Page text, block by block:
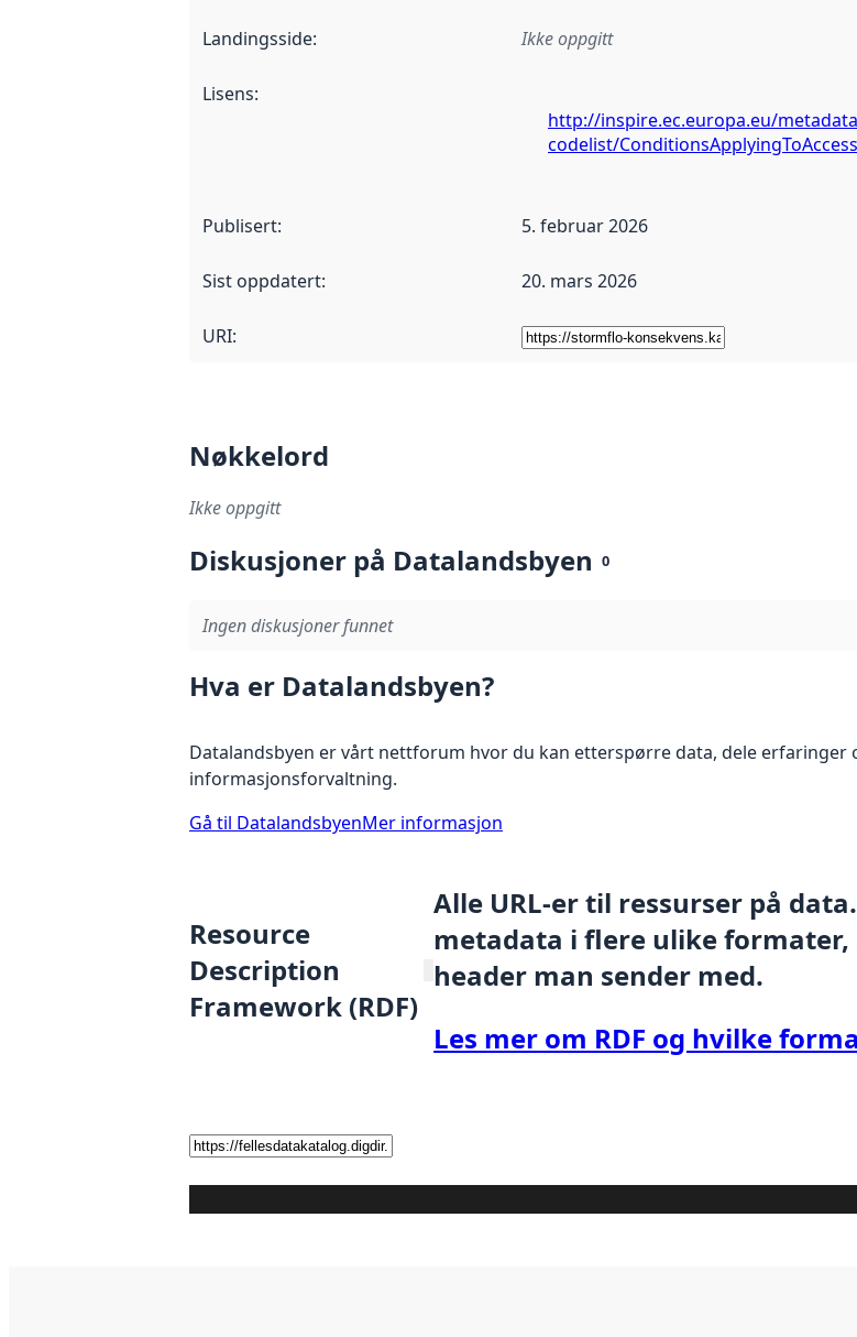
Landingsside: Ikke oppgitt
Lisens:
http://inspire.ec.europa.eu/
codelist/
Publisert: 5. februar 2026
Sist oppdatert: 20. mars 2026
URI:
Nøkkelord
Ikke oppgitt
Diskusjoner på Datalandsbyen 0
Ingen diskusjoner funnet
Hva er Datalandsbyen?
Datalandsbyen er vårt nettforum hvor du kan etterspørre data, dele
informasjonsforvaltning.
Gå til DatalandsbyenMer informasjon
Resource
Description
Framework (RDF)
Alle URL-er til ressurser på
metadata i flere ulike
header man sender med.
Les mer om RDF og hvilke